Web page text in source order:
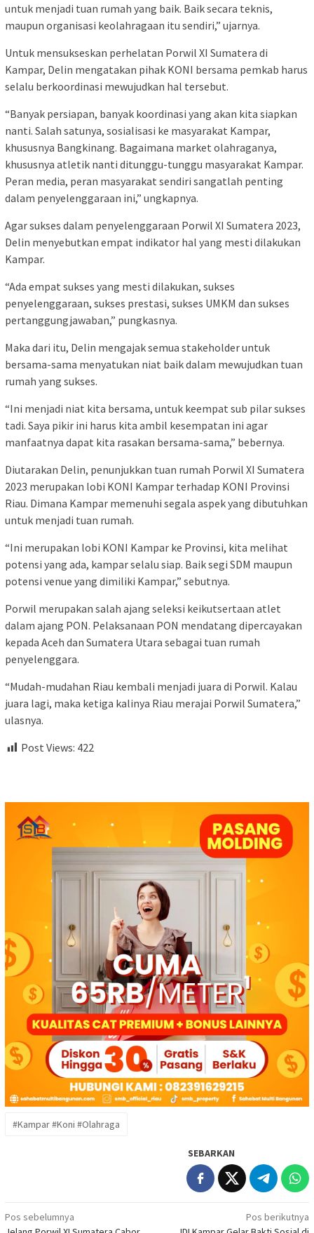
untuk menjadi tuan rumah yang baik. Baik secara teknis,
maupun organisasi keolahragaan itu sendiri,” ujarnya.
Untuk mensukseskan perhelatan Porwil XI Sumatera di
Kampar, Delin mengatakan pihak KONI bersama pemkab harus
selalu berkoordinasi mewujudkan hal tersebut.
“Banyak persiapan, banyak koordinasi yang akan kita siapkan
nanti. Salah satunya, sosialisasi ke masyarakat Kampar,
khususnya Bangkinang. Bagaimana market olahraganya,
khususnya atletik nanti ditunggu-tunggu masyarakat Kampar.
Peran media, peran masyarakat sendiri sangatlah penting
dalam penyelenggaraan ini,” ungkapnya.
Agar sukses dalam penyelenggaraan Porwil XI Sumatera 2023,
Delin menyebutkan empat indikator hal yang mesti dilakukan
Kampar.
“Ada empat sukses yang mesti dilakukan, sukses
penyelenggaraan, sukses prestasi, sukses UMKM dan sukses
pertanggungjawaban,” pungkasnya.
Maka dari itu, Delin mengajak semua stakeholder untuk
bersama-sama menyatukan niat baik dalam mewujudkan tuan
rumah yang sukses.
“Ini menjadi niat kita bersama, untuk keempat sub pilar sukses
tadi. Saya pikir ini harus kita ambil kesempatan ini agar
manfaatnya dapat kita rasakan bersama-sama,” bebernya.
Diutarakan Delin, penunjukkan tuan rumah Porwil XI Sumatera
2023 merupakan lobi KONI Kampar terhadap KONI Provinsi
Riau. Dimana Kampar memenuhi segala aspek yang dibutuhkan
untuk menjadi tuan rumah.
“Ini merupakan lobi KONI Kampar ke Provinsi, kita melihat
potensi yang ada, kampar selalu siap. Baik segi SDM maupun
potensi venue yang dimiliki Kampar,” sebutnya.
Porwil merupakan salah ajang seleksi keikutsertaan atlet
dalam ajang PON. Pelaksanaan PON mendatang dipercayakan
kepada Aceh dan Sumatera Utara sebagai tuan rumah
penyelenggara.
“Mudah-mudahan Riau kembali menjadi juara di Porwil. Kalau
juara lagi, maka ketiga kalinya Riau merajai Porwil Sumatera,”
ulasnya.
Post Views: 422
#Kampar #Koni #Olahraga
SEBARKAN
Navigasi
Pos sebelumnya
Pos berikutnya